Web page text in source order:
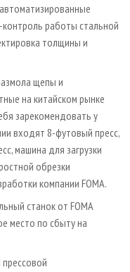
работы стальной
толщины и
щепы и
на китайском рынке
зарекомендовать у
входят 8-футовый пресс,
машина для загрузки
обрезки
компании FOMA.
станок от FOMA
место по сбыту на